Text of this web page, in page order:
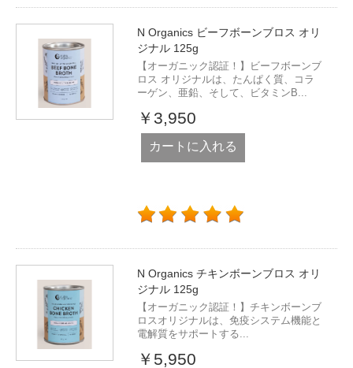
N Organics ビーフボーンブロス オリ
ジナル 125g
【オーガニック認証！】ビーフボーンブ
ロス オリジナルは、たんぱく質、コラ
ーゲン、亜鉛、そして、ビタミンB...
￥3,950
カートに入れる
N Organics チキンボーンブロス オリ
ジナル 125g
【オーガニック認証！】チキンボーンブ
ロスオリジナルは、免疫システム機能と
電解質をサポートする...
￥5,950